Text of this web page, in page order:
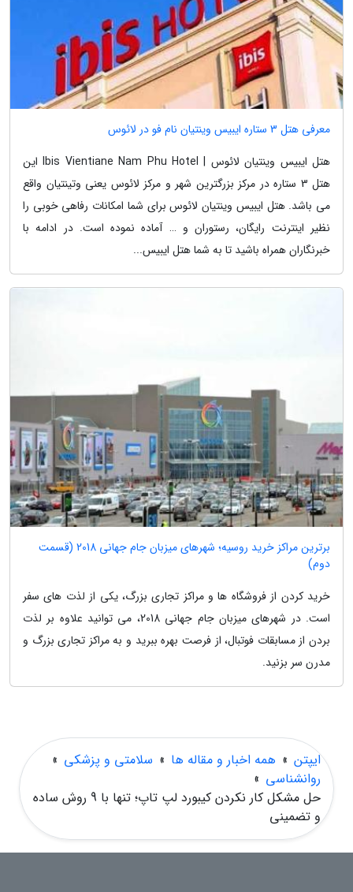
معرفی هتل 3 ستاره ایبیس وینتیان نام فو در لائوس
هتل ایبیس وینتیان لائوس | Ibis Vientiane Nam Phu Hotel این
هتل 3 ستاره در مرکز بزرگترین شهر و مرکز لائوس یعنی وتینتیان واقع
می باشد. هتل ایبیس وینتیان لائوس برای شما امکانات رفاهی خوبی را
نظیر اینترنت رایگان، رستوران و … آماده نموده است. در ادامه با
خبرنگاران همراه باشید تا به شما هتل ایبیس...
برترین مراکز خرید روسیه؛ شهرهای میزبان جام جهانی 2018 (قسمت
دوم)
خرید کردن از فروشگاه ها و مراکز تجاری بزرگ، یکی از لذت های سفر
است. در شهرهای میزبان جام جهانی 2018، می توانید علاوه بر لذت
بردن از مسابقات فوتبال، از فرصت بهره ببرید و به مراکز تجاری بزرگ و
مدرن سر بزنید.
ایپتن » همه اخبار و مقاله ها » سلامتی و پزشکی »
روانشناسی »
حل مشکل کار نکردن کیبورد لپ تاپ؛ تنها با 9 روش ساده
و تضمینی